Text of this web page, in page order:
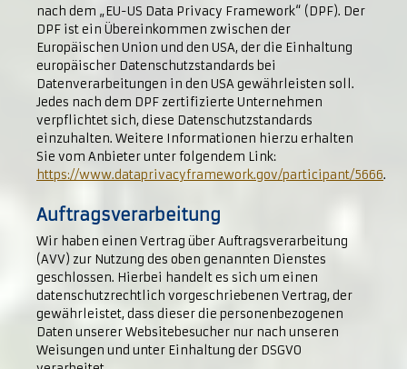
nach dem „EU-US Data Privacy Framework“ (DPF). Der
DPF ist ein Übereinkommen zwischen der
Europäischen Union und den USA, der die Einhaltung
europäischer Datenschutzstandards bei
Datenverarbeitungen in den USA gewährleisten soll.
Jedes nach dem DPF zertifizierte Unternehmen
verpflichtet sich, diese Datenschutzstandards
einzuhalten. Weitere Informationen hierzu erhalten
Sie vom Anbieter unter folgendem Link:
https://www.dataprivacyframework.gov/participant/5666.
Auftragsverarbeitung
Wir haben einen Vertrag über Auftragsverarbeitung
(AVV) zur Nutzung des oben genannten Dienstes
geschlossen. Hierbei handelt es sich um einen
datenschutzrechtlich vorgeschriebenen Vertrag, der
gewährleistet, dass dieser die personenbezogenen
Daten unserer Websitebesucher nur nach unseren
Weisungen und unter Einhaltung der DSGVO